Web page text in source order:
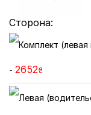
Сторона:
- 2652₴